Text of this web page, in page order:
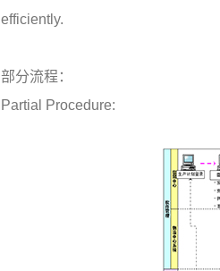
efficiently.
部分流程：
Partial Procedure: